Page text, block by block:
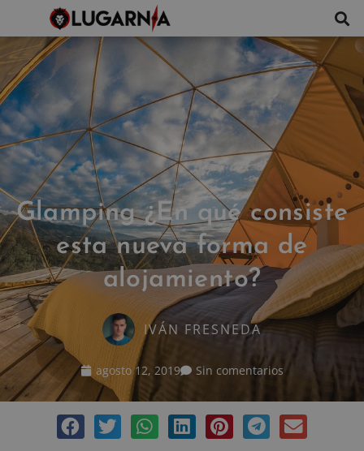
Glamping ¿En qué consiste
esta nueva forma de
alojamiento?
IVÁN FRESNEDA
agosto 12, 2019 Sin comentarios